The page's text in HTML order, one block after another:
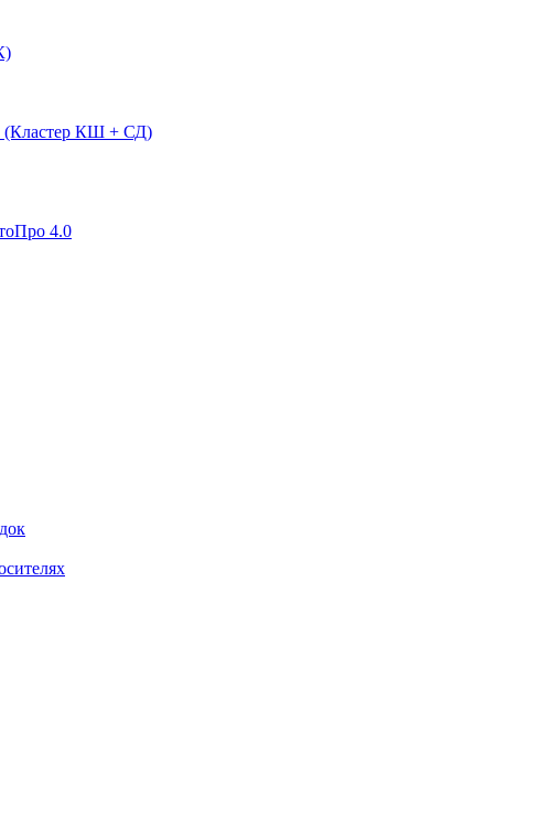
(Кластер КШ + СД)
4.0